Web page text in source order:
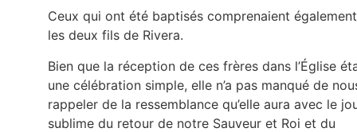
Ceux qui ont été baptisés comprenaient également
les deux fils de Rivera.
Bien que la réception de ces frères dans l’Église
une célébration simple, elle n’a pas manqué de
rappeler de la ressemblance qu’elle aura avec le
sublime du retour de notre Sauveur et Roi et du